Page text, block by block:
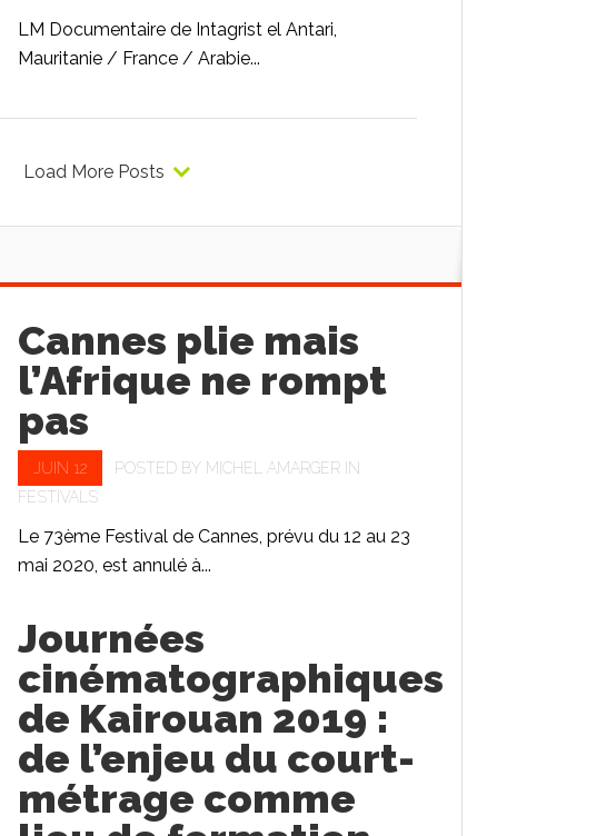
LM Documentaire de Intagrist el Antari,
Mauritanie / France / Arabie...
Load More Posts
Cannes plie mais
l’Afrique ne rompt
pas
JUIN 12 POSTED BY MICHEL AMARGER IN
FESTIVALS
Le 73ème Festival de Cannes, prévu du 12 au 23
mai 2020, est annulé à...
Journées
cinématographiques
de Kairouan 2019 :
de l’enjeu du court-
métrage comme